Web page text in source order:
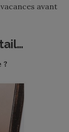
avant
?